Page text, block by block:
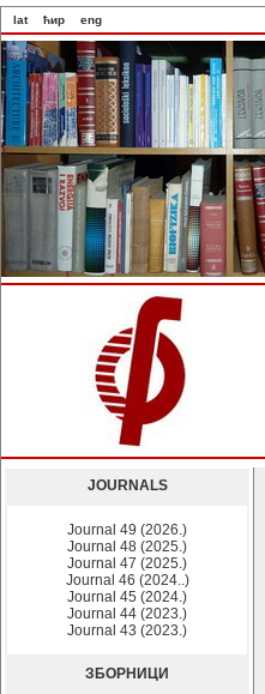
lat ћир eng
JOURNALS
Journal 49 (2026.)
Journal 48 (2025.)
Journal 47 (2025.)
Journal 46 (2024..)
Journal 45 (2024.)
Journal 44 (2023.)
Journal 43 (2023.)
ЗБОРНИЦИ